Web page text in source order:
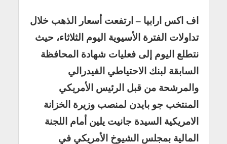
اف اكس ارابيا – ارتفعت أسعار الذهب خلال
تداولات الفترة الأسيوية اليوم الثلاثاء، حيث
نتطلع اليوم إلى فعليات شهادة المحافظة
السابقة لبنك الاحتياطي الفيدرالي
والمرشحة من قبل الرئيس الأمريكي
المنتخب جو بايدن لمنصب وزيرة الخزانة
الامريكية السيدة جانيت يلين أمام اللجنة
المالية بمجلس الشيوخ الأمريكي في